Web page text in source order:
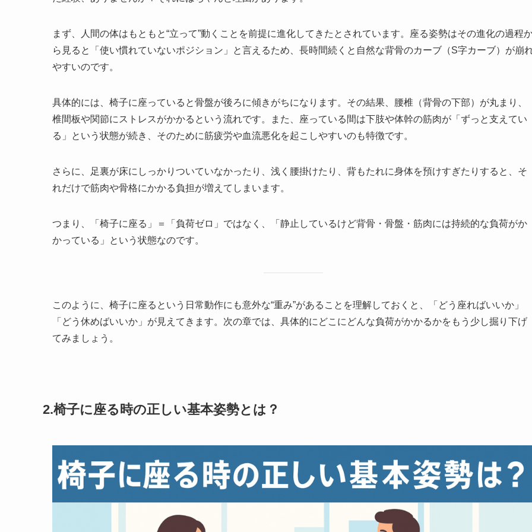
まず、人間の体はもともと“立って”動くことを前提に進化してきたとされています。座る姿勢はその進化の過程
ら見ると「使い慣れていないポジション」と言えるため、長時間続くと自然な背骨のカーブ（S字カーブ）が崩
やすいのです。
具体的には、椅子に座っていると骨盤が後ろに傾きがちになります。その結果、腰椎（背骨の下部）が丸まり、
椎間板や関節にストレスがかかるという流れです。また、座っている間は下肢や体幹の筋肉が「ずっと支えてい
る」という状態が続き、そのために筋疲労や血流悪化を起こしやすいのも特徴です。
さらに、足裏が床にしっかりついていなかったり、浅く腰掛けたり、背もたれに身体を預けすぎたりすると、そ
れだけで筋肉や骨格にかかる負担が増えてしまいます。
つまり、「椅子に座る」＝「負荷ゼロ」ではなく、「静止しているけど背骨・骨盤・筋肉には持続的な負荷がか
かっている」という状態なのです。
このように、椅子に座るという日常動作にも意外な“重み”があることを理解しておくと、「どう座ればいいか」
「どう休めばいいか」が見えてきます。次の章では、具体的にどこにどんな負荷がかかるかをもう少し掘り下げ
てみましょう。
2.椅子に座る時の正しい基本姿勢とは？